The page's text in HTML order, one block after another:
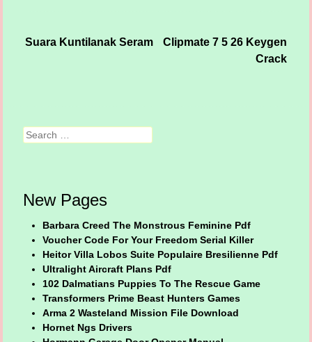
Suara Kuntilanak Seram
Clipmate 7 5 26 Keygen
Crack
Search
New Pages
Barbara Creed The Monstrous Feminine Pdf
Voucher Code For Your Freedom Serial Killer
Heitor Villa Lobos Suite Populaire Bresilienne Pdf
Ultralight Aircraft Plans Pdf
102 Dalmatians Puppies To The Rescue Game
Transformers Prime Beast Hunters Games
Arma 2 Wasteland Mission File Download
Hornet Ngs Drivers